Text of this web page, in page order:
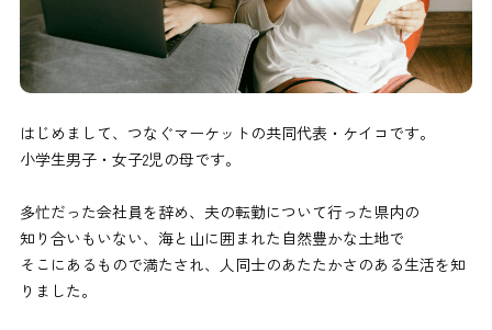
はじめまして、つなぐマーケットの共同代表・ケイコです。
小学生男子・女子2児の母です。
多忙だった会社員を辞め、夫の転勤について行った県内の
知り合いもいない、海と山に囲まれた自然豊かな土地で
そこにあるもので満たされ、人同士のあたたかさのある生活を知
りました。